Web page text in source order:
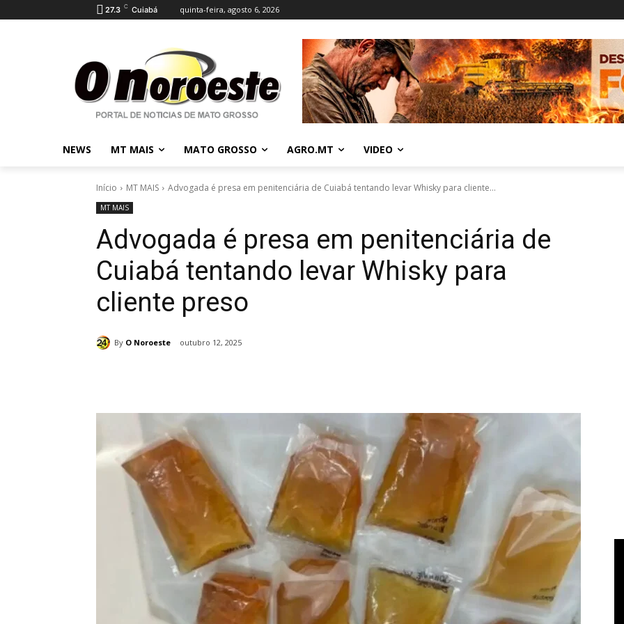
27.3 C Cuiabá quinta-feira, agosto 6, 2026
NEWS MT MAIS MATO GROSSO AGRO.MT VIDEO
Início MT MAIS Advogada é presa em penitenciária de Cuiabá tentando levar Whisky para cliente...
MT MAIS
Advogada é presa em penitenciária de
Cuiabá tentando levar Whisky para
cliente preso
By O Noroeste outubro 12, 2025